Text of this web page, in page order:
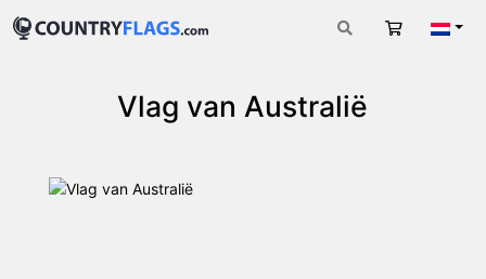
Vlag van Australië